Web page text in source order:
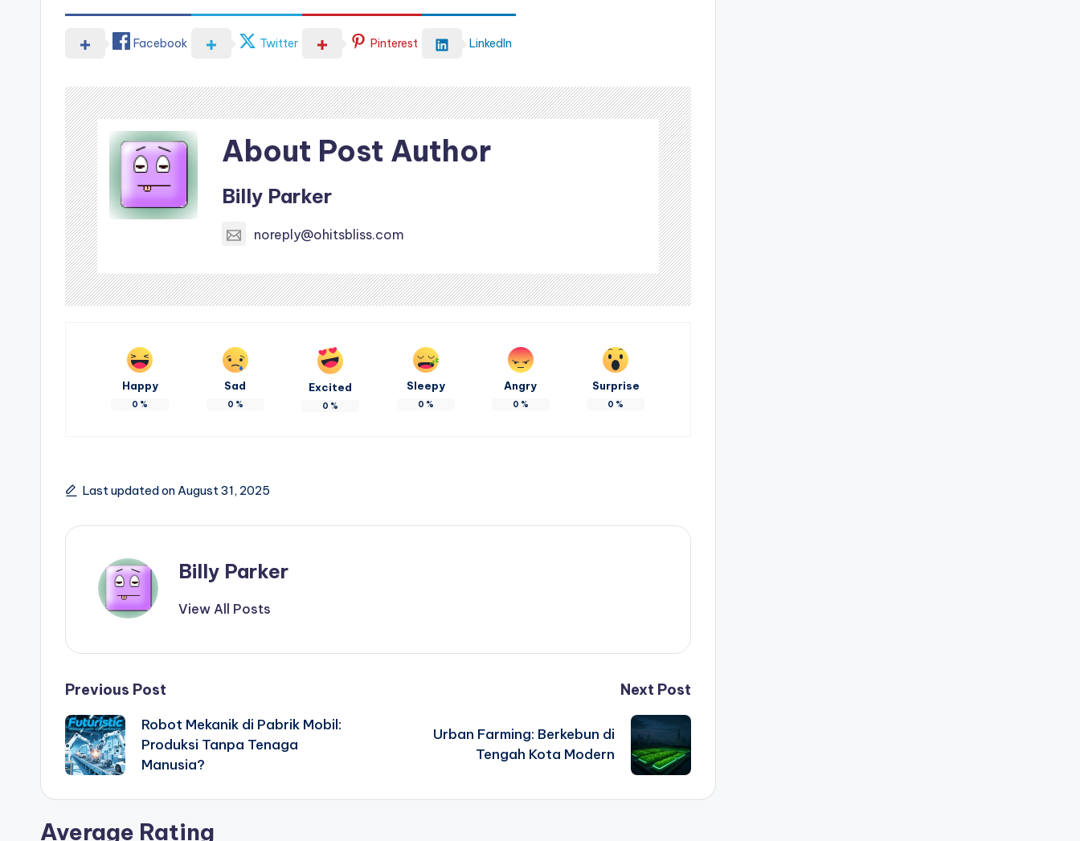
Facebook Twitter Pinterest LinkedIn
About Post Author
Billy Parker
noreply@ohitsbliss.com
Happy
0 %
Sad
0 %
Excited
0 %
Sleepy
0 %
Angry
0 %
Surprise
0 %
Last updated on August 31, 2025
Billy Parker
View All Posts
Post
navigation
Previous Post
Robot Mekanik di Pabrik Mobil:
Produksi Tanpa Tenaga
Manusia?
Next Post
Urban Farming: Berkebun di
Tengah Kota Modern
Average Rating